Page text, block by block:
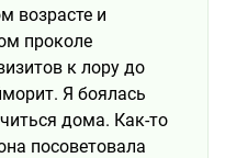
возрасте и
проколе
к лору до
Я боялась
дома. Как-то
посоветовала